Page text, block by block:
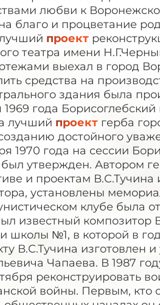
любви к
благо и процветание
проект
театра имени
выехал в город
средства на
здания была
года
лучший проект герба
достойного
1970 года на сессии
был утвержден. Автором
и проектам В.С.Тучина
установлены
клубе была
известный
школы №1, в которой в
В.С.Тучина изготовлен
Чапаева. В 1987
реконструировать
войны. Первым, кто